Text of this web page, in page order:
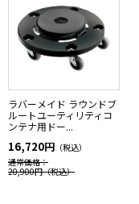
ラバーメイド ラウンドブ
ルートユーティリティコ
ンテナ用ドー...
16,720円 （税込）
通常価格：
20,900円（税込）